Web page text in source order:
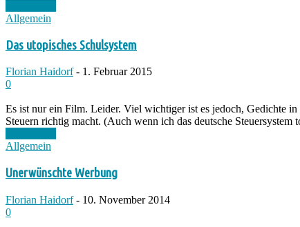
Allgemein
Das utopisches Schulsystem
Florian Haidorf - 1. Februar 2015
0
Es ist nur ein Film. Leider. Viel wichtiger ist es jedoch, Gedichte
Steuern richtig macht. (Auch wenn ich das deutsche
Allgemein
Unerwünschte Werbung
Florian Haidorf - 10. November 2014
0